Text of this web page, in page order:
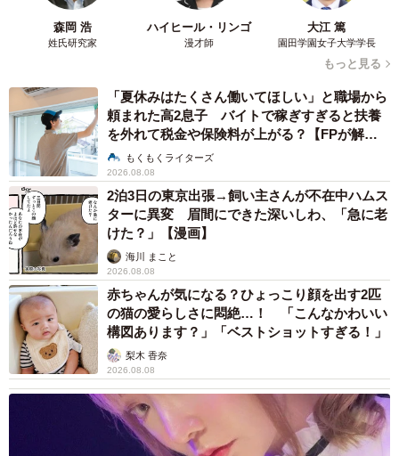
3/4
「会えた、やっとお母さんに会えた」コレット役を演じた樽と
（bb_9ueen_d_p）さんと（Faruさん撮影）
また、一緒に撮影してくださったコレット（ナージャの
母）のコスをしてくださった方や、作品の世界観をていね
いに撮影してくださったカメラマンさんのおかげで、本当
に作品の世界に入り込んだような気持ちで撮影することが
できました。
――ご投稿に対し、大きな反響がありました。
藤：正直、ここまで大きな反響をいただけるとは思ってい
なかったので、とても驚きました。それ以上にうれしかっ
たのは、「私もナージャが大好きでした」といったコメン
トや引用投稿を、たくさんいただけたことです。
森岡 浩
姓氏研究家
ハイヒール・リンゴ
漫才師
大江 篤
園田学園女子大学学長
もっと見る
「夏休みはたくさん働いてほしい」と職場から
頼まれた高2息子 バイトで稼ぎすぎると扶養
を外れて税金や保険料が上がる？【FPが解
説】もくもくライターズ
2026.08.08
2泊3日の東京出張→飼い主さんが不在中ハムス
ターに異変 眉間にできた深いしわ、「急に老
けた？」【漫画】
海川 まこと
2026.08.08
赤ちゃんが気になる？ひょっこり顔を出す2匹
の猫の愛らしさに悶絶…！ 「こんなかわいい
構図あります？」「ベストショットすぎる！」
梨木 香奈
2026.08.08